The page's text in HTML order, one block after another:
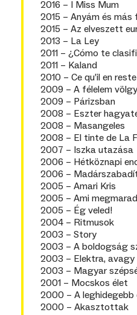
2016 – I Miss Mum
2015 – Anyám és
2015 – Az elveszett
2013 – La Ley
2011 – ¿Cómo te
2011 – Kaland
2010 – Ce qu’il en reste
2009 – A félelem
2009 – Párizsban
2008 – Eszter
2008 – Masangeles
2008 – El tinte de La
2007 – Iszka utazása
2006 – Hétköznapi
2006 –
2005 – Amari Kris
2005 – Ami
2005 – Ég veled!
2004 – Ritmusok
2003 – Story
2003 – A boldogság
2003 – Elektra,
2003 – Magyar
2001 – Mocskos élet
2000 – A leghidegebb
2000 – Akasztottak